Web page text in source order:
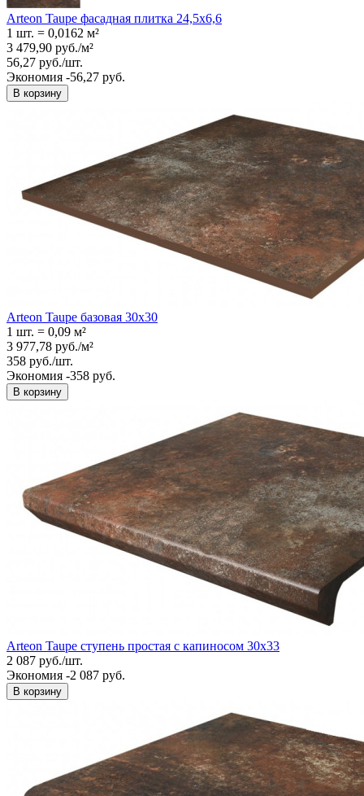
Arteon Taupe фасадная плитка 24,5x6,6
1 шт. = 0,0162 м²
3 479,90 руб./м²
56,27 руб./шт.
Экономия -56,27 руб.
В корзину
Arteon Taupe базовая 30x30
1 шт. = 0,09 м²
3 977,78 руб./м²
358 руб./шт.
Экономия -358 руб.
В корзину
Arteon Taupe ступень простая с капиносом 30x33
2 087 руб./шт.
Экономия -2 087 руб.
В корзину